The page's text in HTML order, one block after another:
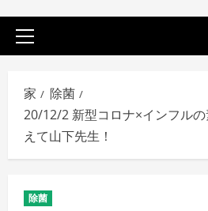
ま
プ
イ
マ
リ
メ
ニ
ー
家
除菌
20/12/2 新型コロナ×インフル
えて山下先生！
除菌